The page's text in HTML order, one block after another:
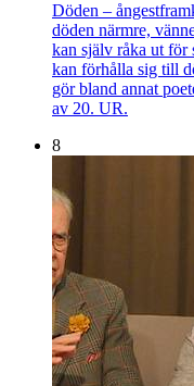
Döden –
döden närmre,
kan själv råka ut för
kan förhålla sig till
gör bland annat
av 20. UR.
8